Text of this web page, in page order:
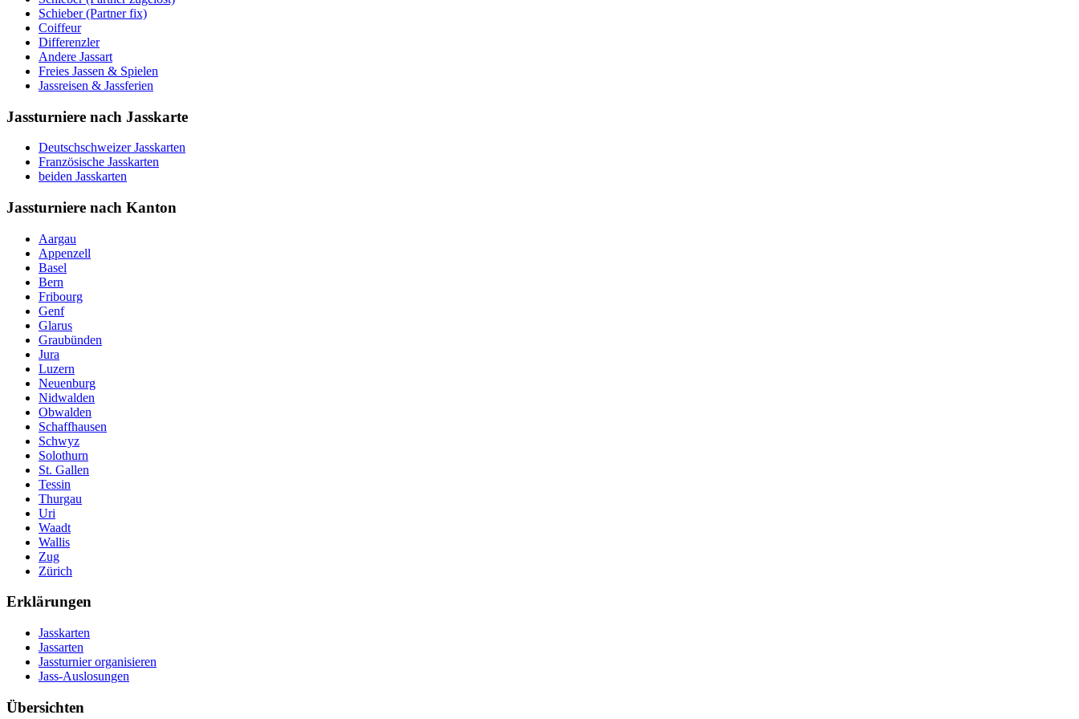
Schieber (Partner fix)
Coiffeur
Differenzler
Andere Jassart
Freies Jassen & Spielen
Jassreisen & Jassferien
Jassturniere nach Jasskarte
Deutschschweizer Jasskarten
Französische Jasskarten
beiden Jasskarten
Jassturniere nach Kanton
Aargau
Appenzell
Basel
Bern
Fribourg
Genf
Glarus
Graubünden
Jura
Luzern
Neuenburg
Nidwalden
Obwalden
Schaffhausen
Schwyz
Solothurn
St. Gallen
Tessin
Thurgau
Uri
Waadt
Wallis
Zug
Zürich
Erklärungen
Jasskarten
Jassarten
Jassturnier organisieren
Jass-Auslosungen
Übersichten